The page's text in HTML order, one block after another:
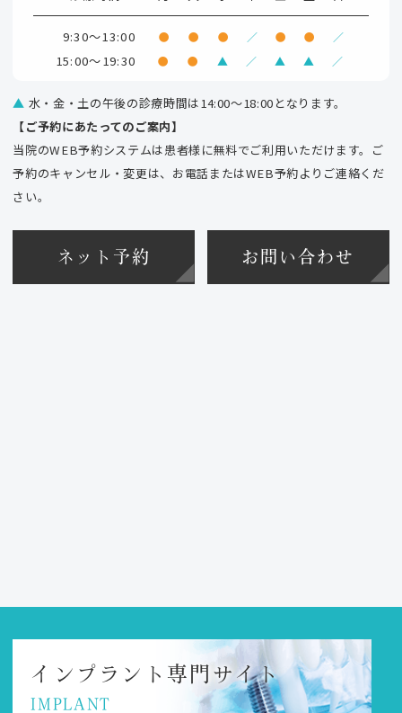
9:30～13:00 ● ● ● ／ ● ● ／
15:00～19:30 ● ● ▲ ／ ▲ ▲ ／
▲ 水・金・土の午後の診療時間は14:00～18:00となります。
【ご予約にあたってのご案内】
当院のWEB予約システムは患者様に無料でご利用いただけます。ご
予約のキャンセル・変更は、お電話またはWEB予約よりご連絡くだ
さい。
ネット予約 お問い合わせ
インプラント 専門サイト
IMPLANT